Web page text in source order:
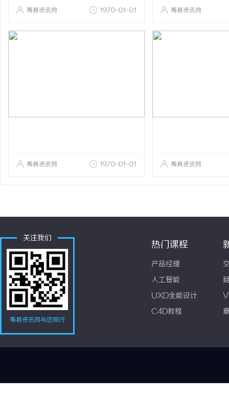
寿县资讯网 1970-01-01 寿县资讯网
寿县资讯网 1970-01-01 寿县资讯网
关注我们
寿县资讯网与您同行
热门课程
产品经理
人工智能
UXD全能设计
C4D教程